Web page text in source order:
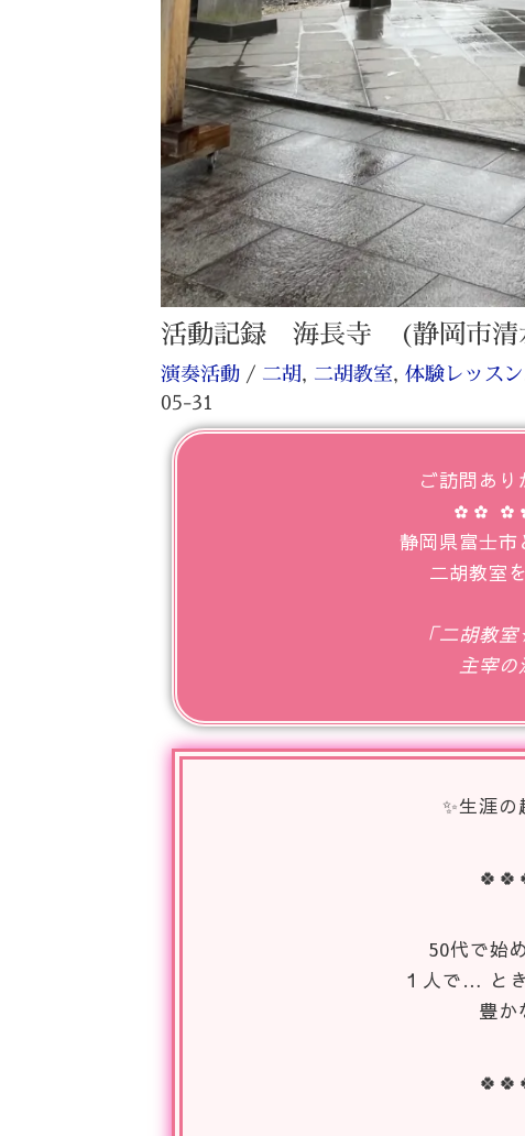
活動記録 海長寺 (静岡市清
演奏活動 / 二胡, 二胡教室, 体験レッスン
05-31
ご訪問あ
✿✿
静岡県富士市
二胡教室
「二胡教
主宰
✨生涯
50代で始
１人で… と
豊か